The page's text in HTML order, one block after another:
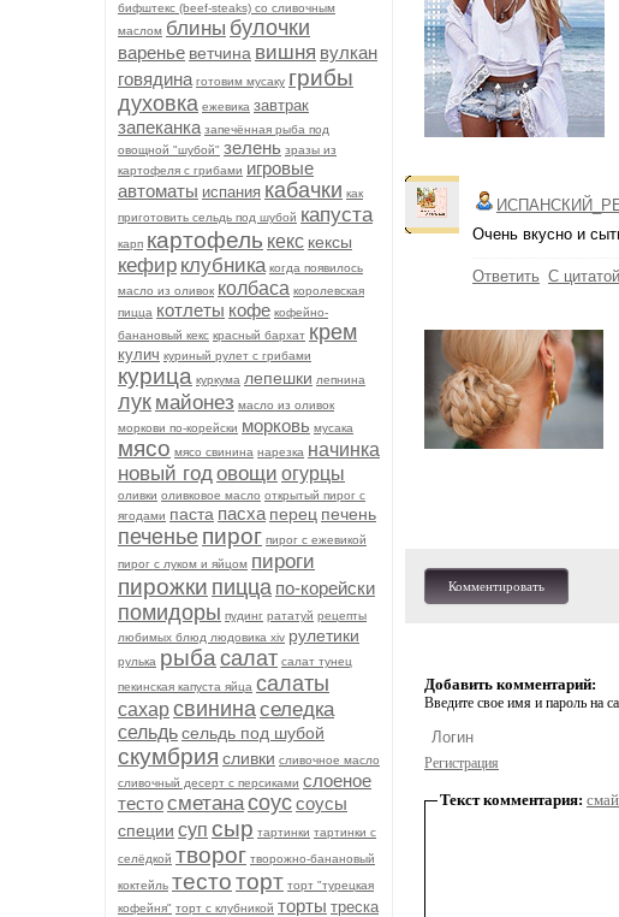
бифштекс (beef-stеаks) со сливочным
маслом блины булочки
варенье ветчина вишня вулкан
говядина готовим мусаку грибы
духовка ежевика завтрак
запеканка запечённая рыба под
овощной "шубой" зелень зразы из
картофеля с грибами игровые
автоматы испания кабачки как
приготовить сельдь под шубой капуста
карп картофель кекс кексы
кефир клубника когда появилось
масло из оливок колбаса королевская
пицца котлеты кофе кофейно-
банановый кекс красный бархат крем
кулич куриный рулет с грибами
курица куркума лепешки лепнина
лук майонез масло из оливок
моркови по-корейски морковь мусака
мясо мясо свинина нарезка начинка
новый годовощи огурцы
оливки оливковое масло открытый пирог с
ягодами паста пасха перец печень
печенье пирог пирог с ежевикой
пирог с луком и яйцом пироги
пирожки пицца по-корейски
помидоры пудинг рататуй рецепты
любимых блюд людовика xiv рулетики
рулька рыба салат салат тунец
пекинская капуста яйца салаты
сахарсвининаселедка
сельдьсельдь под шубой
скумбрия сливки сливочное масло
сливочный десерт с персиками слоеное
тестосметанасоуссоусы
специи суп сыр тартинки тартинки с
селёдкой творог творожно-банановый
коктейль тестоторт торт "турецкая
кофейня" торт с клубникой торты треска
Очень вкусно и
Ответить С цитатой
Комментировать
Добавить комментарий:
Введите свое имя и пароль на
Регистрация
Текст комментария: